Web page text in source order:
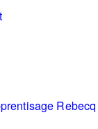
Rebecq